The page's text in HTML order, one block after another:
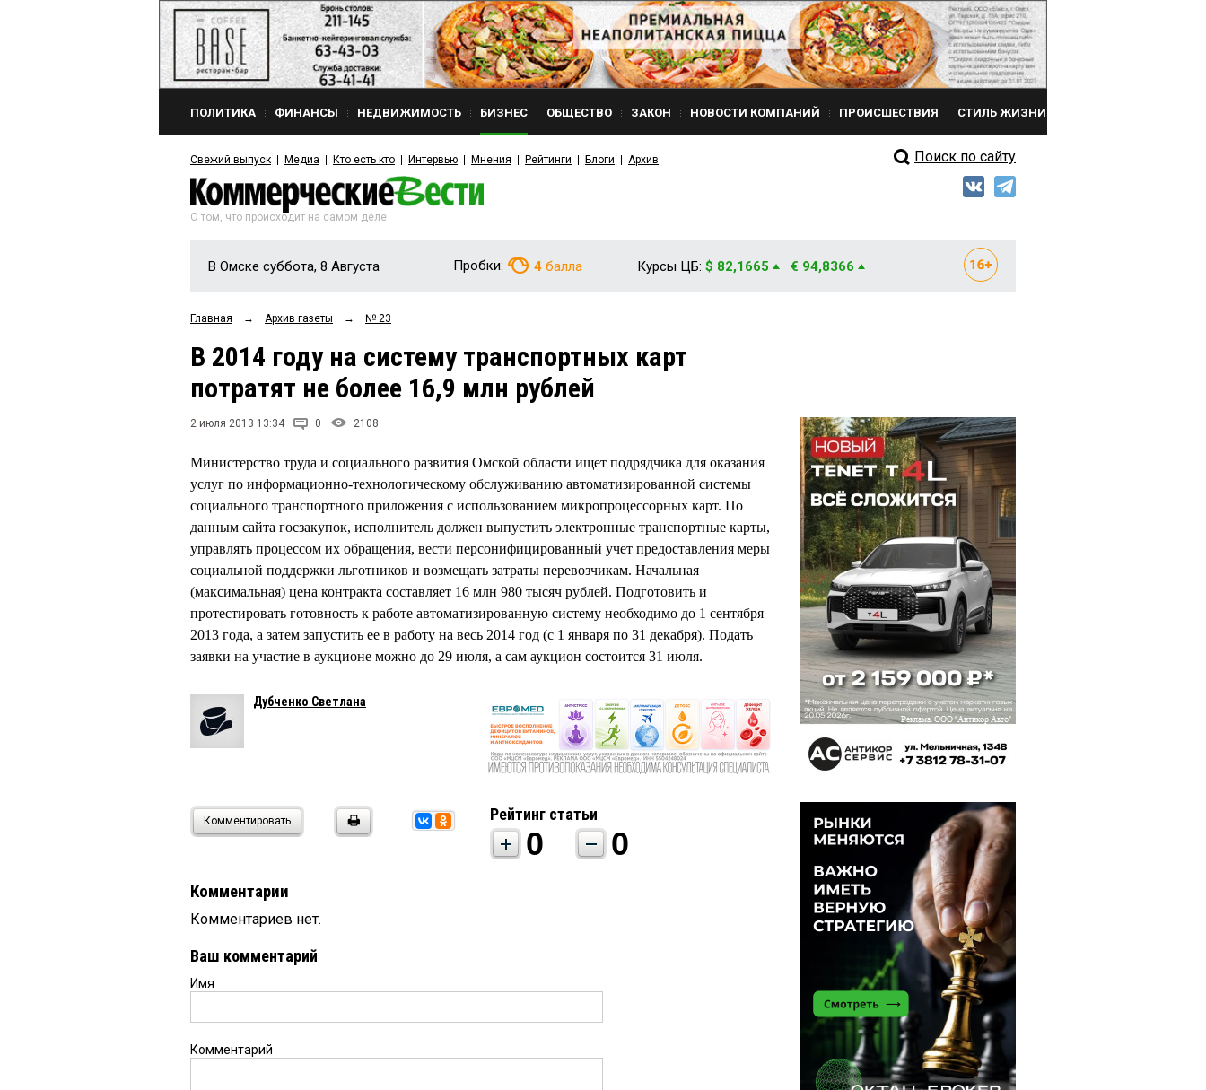
ПОЛИТИКА ФИНАНСЫ НЕДВИЖИМОСТЬ БИЗНЕС ОБЩЕСТВО ЗАКОН НОВОСТИ КОМПАНИЙ ПРОИСШЕСТВИЯ СТИЛЬ ЖИЗНИ
Свежий выпуск Медиа Кто есть кто Интервью Мнения Рейтинги Блоги Архив Поиск по сайту
О том, что происходит на самом деле
В Омске суббота, 8 Августа Пробки: 4 балла Курсы ЦБ: $ 82,1665 € 94,8366
Главная → Архив газеты → № 23
В 2014 году на систему транспортных карт
потратят не более 16,9 млн рублей
2 июля 2013 13:34 0 2108
Министерство труда и социального развития Омской области ищет подрядчика для оказания
услуг по информационно-технологическому обслуживанию автоматизированной системы
социального транспортного приложения с использованием микропроцессорных карт. По
данным сайта госзакупок, исполнитель должен выпустить электронные транспортные карты,
управлять процессом их обращения, вести персонифицированный учет предоставления меры
социальной поддержки льготников и возмещать затраты перевозчикам. Начальная
(максимальная) цена контракта составляет 16 млн 980 тысяч рублей. Подготовить и
протестировать готовность к работе автоматизированную систему необходимо до 1 сентября
2013 года, а затем запустить ее в работу на весь 2014 год (с 1 января по 31 декабря). Подать
заявки на участие в аукционе можно до 29 июля, а сам аукцион состоится 31 июля.
Дубченко Светлана
Комментировать Рейтинг статьи
0 0
Комментарии
Комментариев нет.
Ваш комментарий
Имя
Комментарий